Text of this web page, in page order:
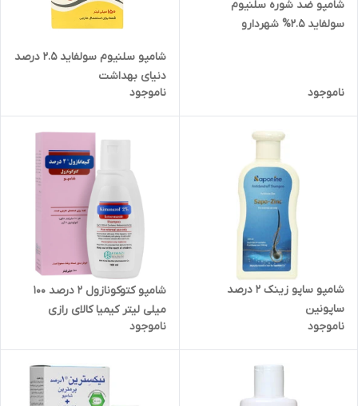
شامپو ضد شوره سلنیوم
سولفاید 2.5% شهردارو
ناموجود
شامپو سلنیوم سولفاید 2.5 درصد
دنیای بهداشت
ناموجود
شامپو ساپو زینک 2 درصد
ساپونین
ناموجود
شامپو کتوکونازول 2 درصد 100
میلی لیتر کیمیا کالای رازی
ناموجود